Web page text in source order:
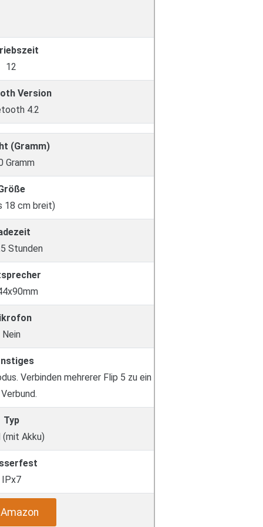
12
Version
4.2
(Gramm)
Gramm
18 cm breit)
Stunden
Nein
Verbinden mehrerer Flip 5 zu ein
Typ
(mit Akku)
IPx7